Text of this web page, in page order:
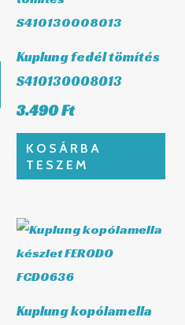
Kuplung fedél tömítés
S410130008013
3.490Ft
KOSÁRBA
TESZEM
Kuplung kopólamella